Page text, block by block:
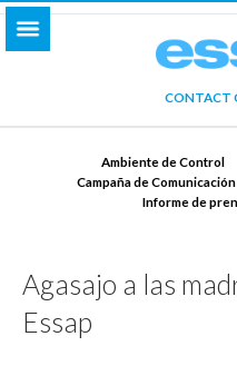
CONTACT
Ambiente de Control
Campaña de Comunicación
Informe de
Agasajo a las
Essap